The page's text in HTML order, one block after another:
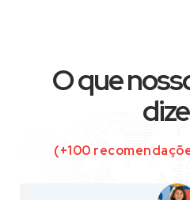
O que
(+100